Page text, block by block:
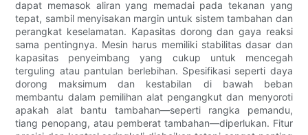
dapat memasok aliran yang memadai pada tekanan yang
tepat, sambil menyisakan margin untuk sistem tambahan dan
perangkat keselamatan. Kapasitas dorong dan gaya reaksi
sama pentingnya. Mesin harus memiliki stabilitas dasar dan
kapasitas penyeimbang yang cukup untuk mencegah
terguling atau pantulan berlebihan. Spesifikasi seperti daya
dorong maksimum dan kestabilan di bawah beban
membantu dalam pemilihan alat pengangkut dan menyoroti
apakah alat bantu tambahan—seperti rangka pemandu,
tiang penopang, atau pemberat tambahan—diperlukan. Fitur